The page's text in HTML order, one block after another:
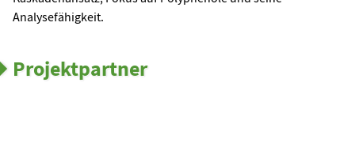
Analysefähigkeit.
Projektpartner